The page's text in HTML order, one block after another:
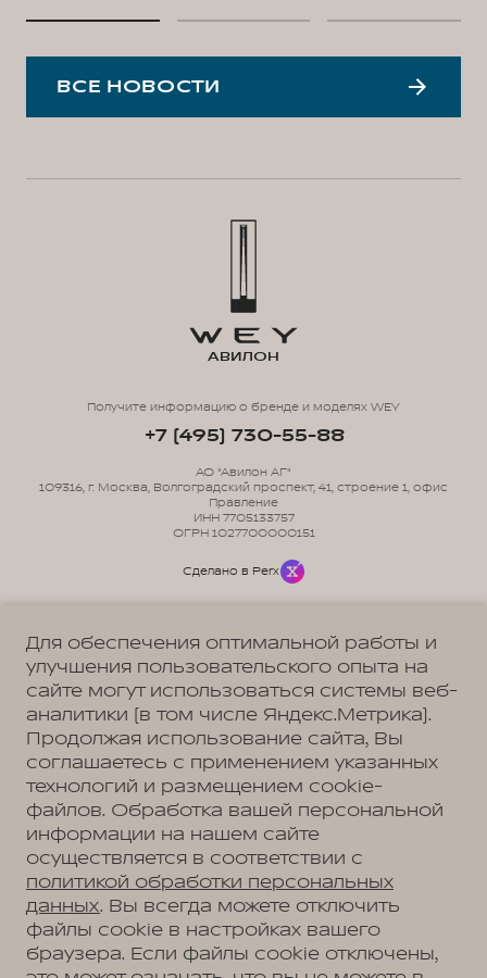
ВСЕ НОВОСТИ
Политика обработки персональных данных
Согласие на коммуникацию
Согласие на предоставление персональных данных третьим лицам
Согласие на обработку ПД
АВИЛОН
Получите информацию о бренде и моделях WEY
+7 (495) 730-55-88
АО "Авилон АГ"
109316, г. Москва, Волгоградский проспект, 41, строение 1, офис
Правление
ИНН 7705133757
ОГРН 1027700000151
Сделано в Perx
Адрес
Москва, Волгоградский проспект, д.41, к.1
+7 (495) 730-55-88
Для обеспечения оптимальной работы и
улучшения пользовательского опыта на
сайте могут использоваться системы веб-
аналитики (в том числе Яндекс.Метрика).
Продолжая использование сайта, Вы
соглашаетесь с применением указанных
технологий и размещением cookie-
файлов. Обработка вашей персональной
информации на нашем сайте
осуществляется в соответствии с
политикой обработки персональных
данных. Вы всегда можете отключить
файлы cookie в настройках вашего
браузера. Если файлы cookie отключены,